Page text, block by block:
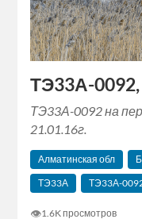
ТЭ33А-0092,
ТЭ33А-0092 на
21.01.16г.
Алматинская обл
ТЭ33А
ТЭ33А-
👁1.6K просмотров